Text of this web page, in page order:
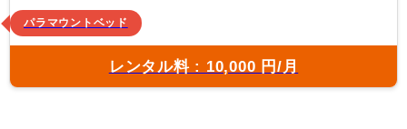
パラマウントベッド
レンタル料 : 10,000 円/月